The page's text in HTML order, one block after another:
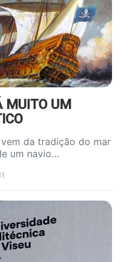
MUITO UM
da tradição do mar
um navio…